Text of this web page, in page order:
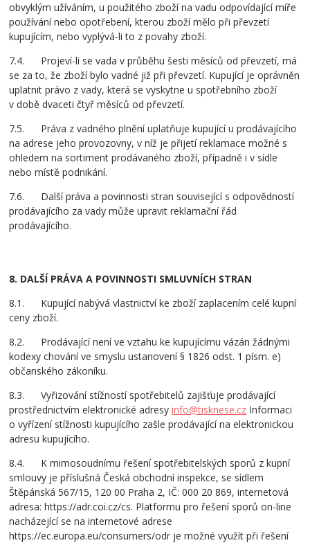
obvyklým užíváním, u použitého zboží na vadu odpovídající míře
používání nebo opotřebení, kterou zboží mělo při převzetí
kupujícím, nebo vyplývá-li to z povahy zboží.
7.4. Projeví-li se vada v průběhu šesti měsíců od převzetí, má
se za to, že zboží bylo vadné již při převzetí. Kupující je oprávněn
uplatnit právo z vady, která se vyskytne u spotřebního zboží
v době dvaceti čtyř měsíců od převzetí.
7.5. Práva z vadného plnění uplatňuje kupující u prodávajícího
na adrese jeho provozovny, v níž je přijetí reklamace možné s
ohledem na sortiment prodávaného zboží, případně i v sídle
nebo místě podnikání.
7.6. Další práva a povinnosti stran související s odpovědností
prodávajícího za vady může upravit reklamační řád
prodávajícího.
8. DALŠÍ PRÁVA A POVINNOSTI SMLUVNÍCH STRAN
8.1. Kupující nabývá vlastnictví ke zboží zaplacením celé kupní
ceny zboží.
8.2. Prodávající není ve vztahu ke kupujícímu vázán žádnými
kodexy chování ve smyslu ustanovení § 1826 odst. 1 písm. e)
občanského zákoníku.
8.3. Vyřizování stížností spotřebitelů zajišťuje prodávající
prostřednictvím elektronické adresyinfo@tisknese.cz Informaci
o vyřízení stížnosti kupujícího zašle prodávající na elektronickou
adresu kupujícího.
8.4. K mimosoudnímu řešení spotřebitelských sporů z kupní
smlouvy je příslušná Česká obchodní inspekce, se sídlem
Štěpánská 567/15, 120 00 Praha 2, IČ: 000 20 869, internetová
adresa: https://adr.coi.cz/cs. Platformu pro řešení sporů on-line
nacházející se na internetové adrese
https://ec.europa.eu/consumers/odr je možné využít při řešení